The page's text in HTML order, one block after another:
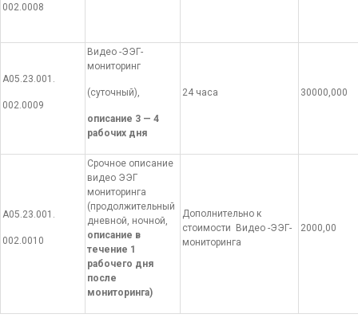
002.0008
А05.23.001.
002.0009
Видео -ЭЭГ-
мониторинг
(суточный),
описание 3 — 4
рабочих дня
24 часа 30000,000
А05.23.001.
002.0010
Срочное описание
видео ЭЭГ
мониторинга
(продолжительный
дневной, ночной,
описание в
течение 1
рабочего дня
после
мониторинга)
Дополнительно к
стоимости Видео -ЭЭГ-
мониторинга
2000,00